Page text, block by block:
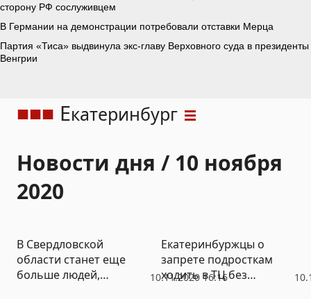
Екатеринбург
Новости дня / 10 ноября
2020
10.11.2020 16:16
В Свердловской
области станет еще
больше людей,
Екатеринбуржцы о
запрете подросткам
ходить в ТЦ без